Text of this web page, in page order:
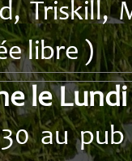
Triskill,
libre )
le
au